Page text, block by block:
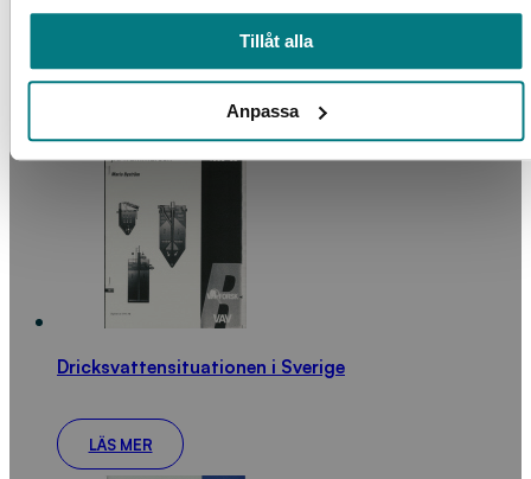
Tillåt alla
Anpassa
Dricksvattensituationen i Sverige
LÄS MER